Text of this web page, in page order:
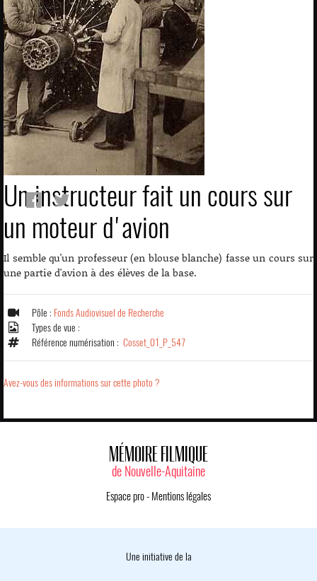
Un instructeur fait un cours sur
un moteur d'avion
Il semble qu'un professeur (en blouse blanche) fasse un cours sur
une partie d'avion à des élèves de la base.
Pôle : Fonds Audiovisuel de Recherche
Types de vue :
Référence numérisation : Cosset_01_P_547
Avez-vous des informations sur cette photo ?
MÉMOIRE FILMIQUE
de Nouvelle-Aquitaine
Espace pro- Mentions légales
Une initiative de la